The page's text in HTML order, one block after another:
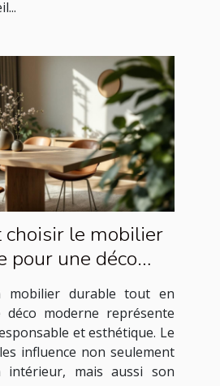
choisir le mobilier
pour une déco
moderne ?
mobilier durable tout en
déco moderne représente
et esthétique. Le
influence non seulement
intérieur, mais aussi son